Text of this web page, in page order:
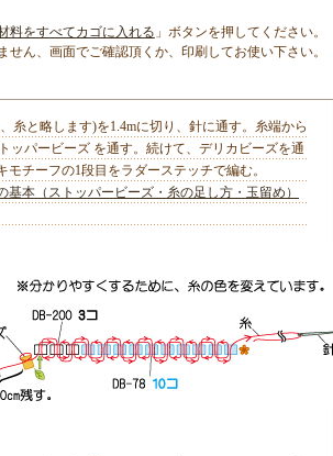
料をすべてカゴに入れる 」ボタンを押してください。
せん、画面でご確認頂くか、印刷してお使い下さい。
糸と略します)を1.4mに切り、針に通す。糸端から
ッパービーズ を通す。続けて、デリカビーズを通
モチーフの1段目をラダーステッチで編む。
基本（ストッパービーズ・糸の足し方・玉留め）